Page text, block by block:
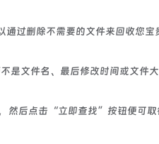
过删除不需要的文件来回收您宝
是文件名、最后修改时间或文件
然后点击“立即查找”按钮便可